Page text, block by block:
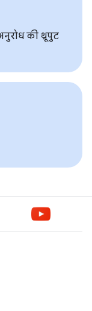
की थ्रूपुट